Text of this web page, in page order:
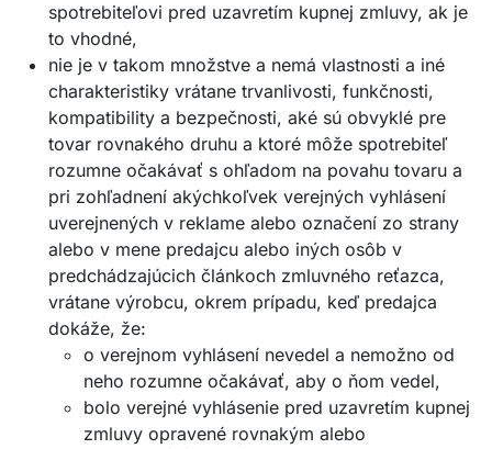
spotrebiteľovi pred uzavretím kupnej zmluvy, ak je
to vhodné,
nie je v takom množstve a nemá vlastnosti a iné
charakteristiky vrátane trvanlivosti, funkčnosti,
kompatibility a bezpečnosti, aké sú obvyklé pre
tovar rovnakého druhu a ktoré môže spotrebiteľ
rozumne očakávať s ohľadom na povahu tovaru a
pri zohľadnení akýchkoľvek verejných vyhlásení
uverejnených v reklame alebo označení zo strany
alebo v mene predajcu alebo iných osôb v
predchádzajúcich článkoch zmluvného reťazca,
vrátane výrobcu, okrem prípadu, keď predajca
dokáže, že:
o verejnom vyhlásení nevedel a nemožno od
neho rozumne očakávať, aby o ňom vedel,
bolo verejné vyhlásenie pred uzavretím kupnej
zmluvy opravené rovnakým alebo